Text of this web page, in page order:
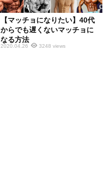
【マッチョになりたい】40代
からでも遅くないマッチョに
なる方法
2020.04.26 3248 views